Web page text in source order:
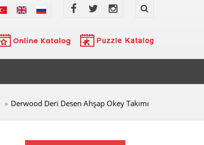
Derwood Deri Desen Ahşap Okey Takımı